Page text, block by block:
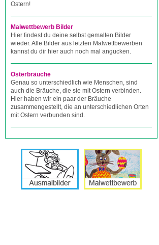
Ostern!
Malwettbewerb Bilder
Hier findest du deine selbst gemalten Bilder
wieder. Alle Bilder aus letzten Malwettbewerben
kannst du dir hier auch noch mal angucken.
Osterbräuche
Genau so unterschiedlich wie Menschen, sind
auch die Bräuche, die sie mit Ostern verbinden.
Hier haben wir ein paar der Bräuche
zusammengestellt, die an unterschiedlichen Orten
mit Ostern verbunden sind.